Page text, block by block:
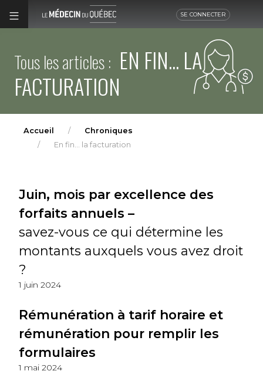
SE CONNECTER
Tous les articles : EN FIN... LA
FACTURATION
Accueil
Chroniques
En fin... la facturation
Juin, mois par excellence des
forfaits annuels –
savez-vous ce qui détermine les
montants auxquels vous avez droit
?
1 juin 2024
Rémunération à tarif horaire et
rémunération pour remplir les
formulaires
1 mai 2024